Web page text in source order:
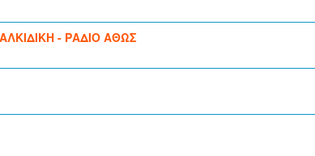
- ΡΑΔΙΟ ΑΘΩΣ